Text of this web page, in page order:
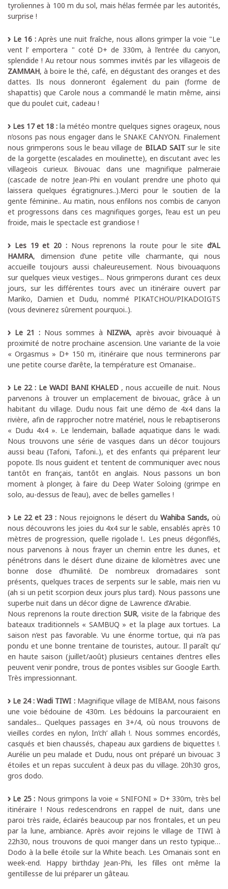
tyroliennes à 100 m du sol, mais hélas fermée par les autorités,
surprise !
Le 16 :Après une nuit fraîche, nous allons grimper la voie "Le
vent l’ emportera " coté D+ de 330m, à l’entrée du canyon,
splendide ! Au retour nous sommes invités par les villageois de
ZAMMAH, à boire le thé, café, en dégustant des oranges et des
dattes. Ils nous donneront également du pain (forme de
shapattis) que Carole nous a commandé le matin même, ainsi
que du poulet cuit, cadeau !
Les 17 et 18 : la météo montre quelques signes orageux, nous
n’osons pas nous engager dans le SNAKE CANYON. Finalement
nous grimperons sous le beau village de BILAD SAITsur le site
de la gorgette (escalades en moulinette), en discutant avec les
villageois curieux. Bivouac dans une magnifique palmeraie
(cascade de notre Jean-Phi en voulant prendre une photo qui
laissera quelques égratignures..).Merci pour le soutien de la
gente féminine.. Au matin, nous enfilons nos combis de canyon
et progressons dans ces magnifiques gorges, l’eau est un peu
froide, mais le spectacle est grandiose !
Les 19 et 20 : Nous reprenons la route pour le site d’AL
HAMRA, dimension d’une petite ville charmante, qui nous
accueille toujours aussi chaleureusement. Nous bivouaquons
sur quelques vieux vestiges... Nous grimperons durant ces deux
jours, sur les différentes tours avec un itinéraire ouvert par
Mariko, Damien et Dudu, nommé PIKATCHOU/PIKADOIGTS
(vous devinerez sûrement pourquoi..).
Le 21 : Nous sommes à NIZWA, après avoir bivouaqué à
proximité de notre prochaine ascension. Une variante de la voie
« Orgasmus » D+ 150 m, itinéraire que nous terminerons par
une petite course d’arête, la température est Omanaise..
Le 22 : Le WADI BANI KHALED , nous accueille de nuit. Nous
parvenons à trouver un emplacement de bivouac, grâce à un
habitant du village. Dudu nous fait une démo de 4x4 dans la
rivière, afin de rapprocher notre matériel, nous le rebaptiserons
« Dudu 4x4 ». Le lendemain, ballade aquatique dans le wadi.
Nous trouvons une série de vasques dans un décor toujours
aussi beau (Tafoni, Tafoni..), et des enfants qui préparent leur
popote. Ils nous guident et tentent de communiquer avec nous
tantôt en français, tantôt en anglais. Nous passons un bon
moment à plonger, à faire du Deep Water Soloing (grimpe en
solo, au-dessus de l’eau), avec de belles gamelles !
Le 22 et 23 : Nous rejoignons le désert du Wahiba Sands, où
nous découvrons les joies du 4x4 sur le sable, ensablés après 10
mètres de progression, quelle rigolade !.. Les pneus dégonflés,
nous parvenons à nous frayer un chemin entre les dunes, et
pénétrons dans le désert d’une dizaine de kilomètres avec une
bonne dose d’humilité. De nombreux dromadaires sont
présents, quelques traces de serpents sur le sable, mais rien vu
(ah si un petit scorpion deux jours plus tard). Nous passons une
superbe nuit dans un décor digne de Lawrence d’Arabie.
Nous reprenons la route direction SUR, visite de la fabrique des
bateaux traditionnels « SAMBUQ » et la plage aux tortues. La
saison n’est pas favorable. Vu une énorme tortue, qui n’a pas
pondu et une bonne trentaine de touristes, autour.. Il paraît qu’
en haute saison (juillet/août) plusieurs centaines d’entres elles
peuvent venir pondre, trous de pontes visibles sur Google Earth.
Très impressionnant.
Le 24 : Wadi TIWI :Magnifique village de MIBAM, nous faisons
une voie bédouine de 430m. Les bédouins la parcouraient en
sandales... Quelques passages en 3+/4, où nous trouvons de
vieilles cordes en nylon, In’ch’ allah !. Nous sommes encordés,
casqués et bien chaussés, chapeau aux gardiens de biquettes !.
Aurélie un peu malade et Dudu, nous ont préparé un bivouac 3
étoiles et un repas succulent à deux pas du village. 20h30 gros,
gros dodo.
Le 25 : Nous grimpons la voie « SNIFONI » D+ 330m, très bel
itinéraire ! Nous redescendrons en rappel de nuit, dans une
paroi très raide, éclairés beaucoup par nos frontales, et un peu
par la lune, ambiance. Après avoir rejoins le village de TIWI à
22h30, nous trouvons de quoi manger dans un resto typique…
Dodo à la belle étoile sur la White beach. Les Omanais sont en
week-end. Happy birthday Jean-Phi, les filles ont même la
gentillesse de lui préparer un gâteau.